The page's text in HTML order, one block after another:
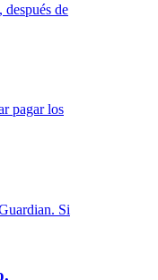
de
pagar los
Si